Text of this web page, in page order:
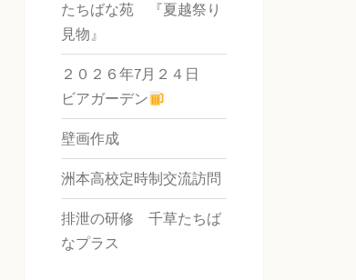
たちばな苑 『夏越祭り
見物』
２０２６年7月２４日
ビアガーデン
壁画作成
洲本高校定時制交流訪問
排泄の研修 千草たちば
なプラス